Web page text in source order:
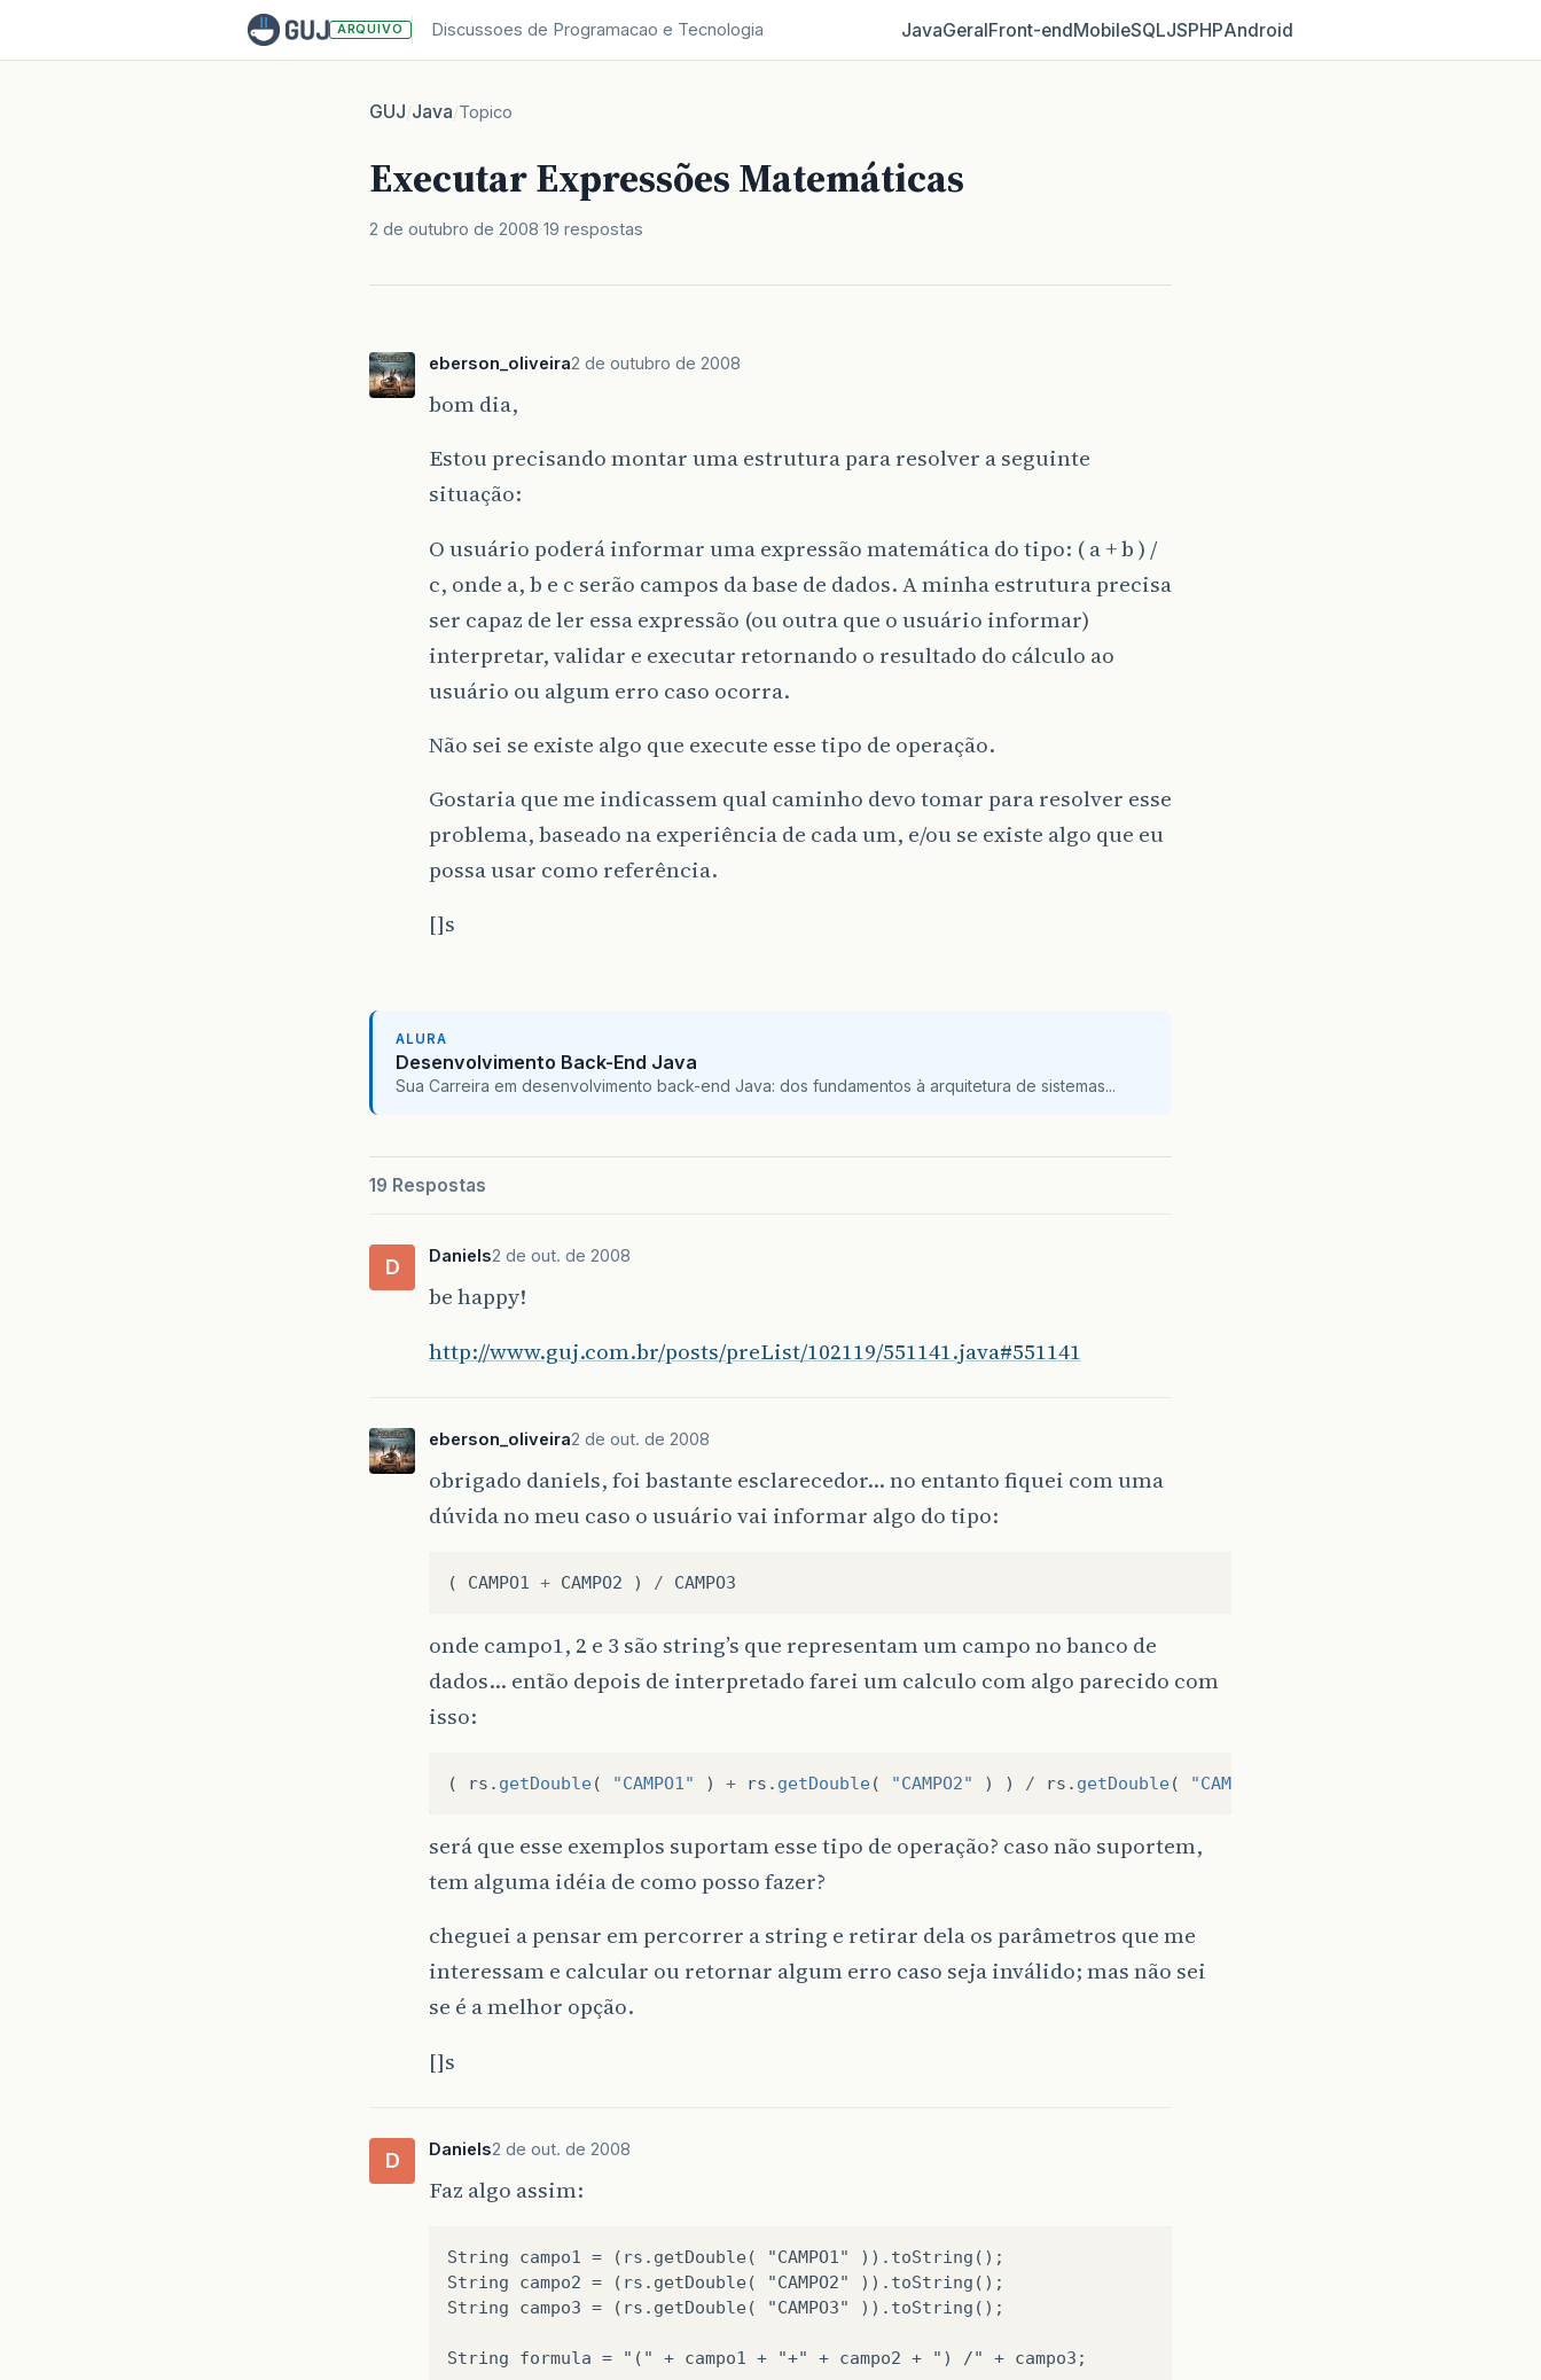
ARQUIVO Discussoes de Programacao e Tecnologia JavaGeralFront‑endMobileSQLJSPHPAndroid
GUJ/Java/Topico
Executar Expressões Matemáticas
2 de outubro de 2008 19 respostas
eberson_oliveira2 de outubro de 2008
bom dia,
Estou precisando montar uma estrutura para resolver a seguinte
situação:
O usuário poderá informar uma expressão matemática do tipo: ( a + b ) /
c, onde a, b e c serão campos da base de dados. A minha estrutura precisa
ser capaz de ler essa expressão (ou outra que o usuário informar)
interpretar, validar e executar retornando o resultado do cálculo ao
usuário ou algum erro caso ocorra.
Não sei se existe algo que execute esse tipo de operação.
Gostaria que me indicassem qual caminho devo tomar para resolver esse
problema, baseado na experiência de cada um, e/ou se existe algo que eu
possa usar como referência.
[]s
ALURA
Desenvolvimento Back-End Java
Sua Carreira em desenvolvimento back-end Java: dos fundamentos à arquitetura de sistemas...
19 Respostas
D Daniels2 de out. de 2008
be happy!
http://www.guj.com.br/posts/preList/102119/551141.java#551141
eberson_oliveira2 de out. de 2008
obrigado daniels, foi bastante esclarecedor… no entanto fiquei com uma
dúvida no meu caso o usuário vai informar algo do tipo:
( CAMPO1 + CAMPO2 ) / CAMPO3
onde campo1, 2 e 3 são string’s que representam um campo no banco de
dados… então depois de interpretado farei um calculo com algo parecido com
isso:
( rs . getDouble( "CAMPO1" ) + rs . getDouble( "CAMPO2" ) ) / rs . getDouble( "CAMPO3"
será que esse exemplos suportam esse tipo de operação? caso não suportem,
tem alguma idéia de como posso fazer?
cheguei a pensar em percorrer a string e retirar dela os parâmetros que me
interessam e calcular ou retornar algum erro caso seja inválido; mas não sei
se é a melhor opção.
[]s
D Daniels2 de out. de 2008
Faz algo assim:
String campo1 = (rs.getDouble( "CAMPO1" )).toString();
String campo2 = (rs.getDouble( "CAMPO2" )).toString();
String campo3 = (rs.getDouble( "CAMPO3" )).toString();